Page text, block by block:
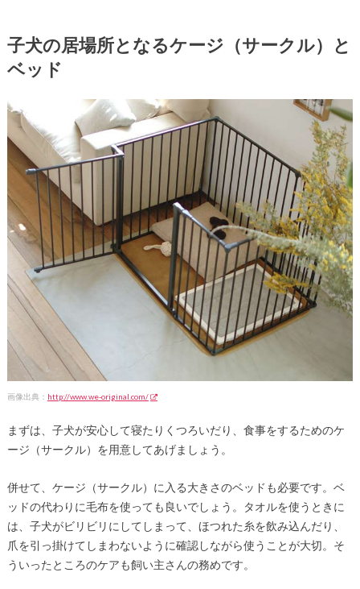
子犬の居場所となるケージ（サークル）と
ベッド
画像出典： http://www.we-original.com/
まずは、子犬が安心して寝たりくつろいだり、食事をするためのケ
ージ（サークル）を用意してあげましょう。
併せて、ケージ（サークル）に入る大きさのベッドも必要です。ベ
ッドの代わりに毛布を使っても良いでしょう。タオルを使うときに
は、子犬がビリビリにしてしまって、ほつれた糸を飲み込んだり、
爪を引っ掛けてしまわないように確認しながら使うことが大切。そ
ういったところのケアも飼い主さんの務めです。